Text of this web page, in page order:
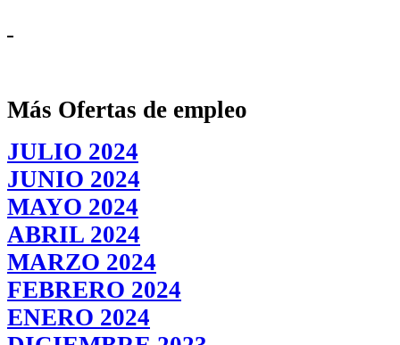
Más Ofertas de empleo
JULIO 2024
JUNIO 2024
MAYO 2024
ABRIL 2024
MARZO 2024
FEBRERO 2024
ENERO 2024